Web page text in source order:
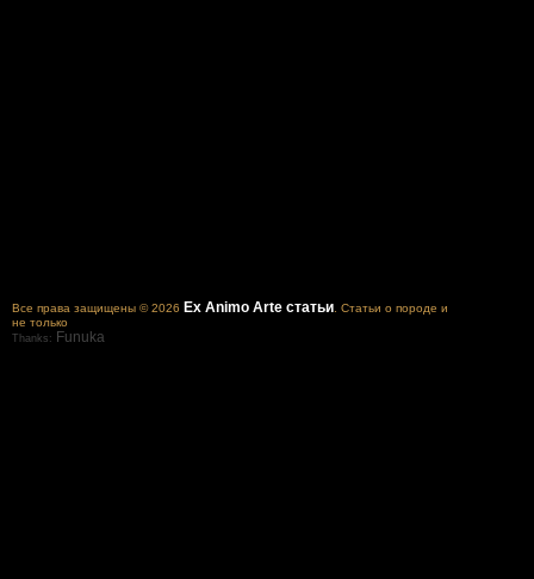
Все права защищены © 2026 Ex Animo Arte статьи . Статьи о породе и
не только
Thanks: Funuka